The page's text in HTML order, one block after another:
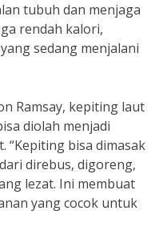
tubuh dan menjaga
rendah kalori,
sedang menjalani
Ramsay, kepiting laut
diolah menjadi
“Kepiting bisa dimasak
direbus, digoreng,
lezat. Ini membuat
yang cocok untuk